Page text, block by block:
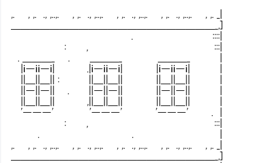
＿＿＿＿＿＿＿＿＿＿＿＿＿＿＿＿＿＿＿＿＿_,]
. ::::|
: , :::|
|ｉ―ｉｉ―ｉ| .|ｉ―ｉｉ―ｉ| |ｉ―ｉｉ―ｉ| |
||＿||＿|| : ||＿||＿|| ||＿||＿|| |
||―||―|| . ||―||―|| ||―||―|| |
'―――' '―――' '―――' . |
: , :::|
＿＿＿＿＿＿＿＿＿＿＿＿＿＿＿＿＿＿＿＿＿_,]